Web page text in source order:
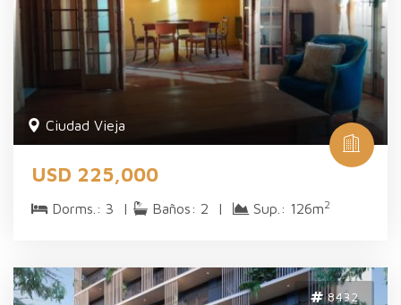
Ciudad Vieja
USD 225,000
Dorms.: 3 | Baños: 2 | Sup.: 126m2
8432